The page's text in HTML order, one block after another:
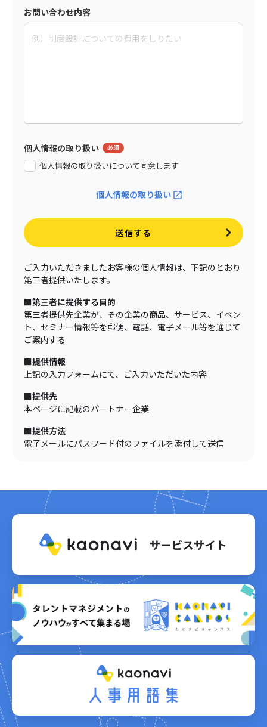
お問い合わせ内容
個人情報の取り扱い
個人情報の取り扱いについて同意します
個人情報の取り扱い
送信する
ご入力いただきましたお客様の個人情報は、下記のとおり
第三者提供いたします。
■第三者に提供する目的
第三者提供先企業が、その企業の商品、サービス、イベン
ト、セミナー情報等を郵便、電話、電子メール等を通じて
ご案内する
■提供情報
上記の入力フォームにて、ご入力いただいた内容
■提供先
本ページに記載のパートナー企業
■提供方法
電子メールにパスワード付のファイルを添付して送信